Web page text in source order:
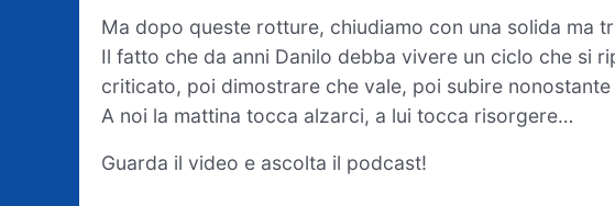
Ma dopo queste rotture, chiudiamo con una solida ma
Il fatto che da anni Danilo debba vivere un ciclo che si
criticato, poi dimostrare che vale, poi subire
A noi la mattina tocca alzarci, a lui tocca risorgere…
Guarda il video e ascolta il podcast!